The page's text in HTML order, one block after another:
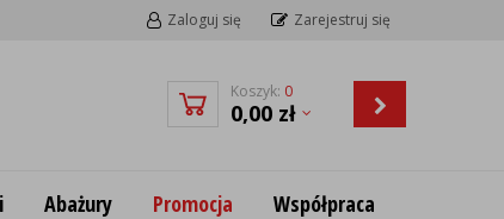
Zaloguj się Zarejestruj się
Koszyk: 0
0,00 zł
Abażury Promocja Współpraca